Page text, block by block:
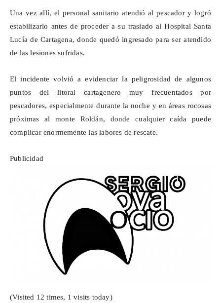
Una vez allí, el personal sanitario atendió al pescador y logró
estabilizarlo antes de proceder a su traslado al Hospital Santa
Lucía de Cartagena, donde quedó ingresado para ser atendido
de las lesiones sufridas.
El incidente volvió a evidenciar la peligrosidad de algunos
puntos del litoral cartagenero muy frecuentados por
pescadores, especialmente durante la noche y en áreas rocosas
próximas al monte Roldán, donde cualquier caída puede
complicar enormemente las labores de rescate.
Publicidad
(Visited 12 times, 1 visits today)